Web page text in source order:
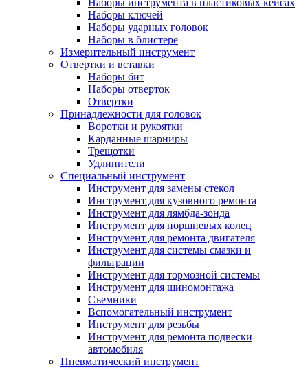
Наборы инструмента в пластиковых кейсах
Наборы ключей
Наборы ударных головок
Наборы в блистере
Измерительный инструмент
Отвертки и вставки
Наборы бит
Наборы отверток
Отвертки
Принадлежности для головок
Воротки и рукоятки
Карданные шарниры
Трещотки
Удлинители
Специальный инструмент
Инструмент для замены стекол
Инструмент для кузовного ремонта
Инструмент для лямбда-зонда
Инструмент для поршневых колец
Инструмент для ремонта двигателя
Инструмент для системы смазки и
фильтрации
Инструмент для тормозной системы
Инструмент для шиномонтажа
Съемники
Вспомогательный инструмент
Инструмент для резьбы
Инструмент для ремонта подвески
автомобиля
Пневматический инструмент